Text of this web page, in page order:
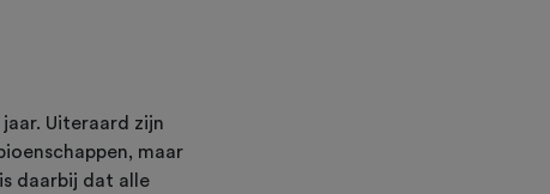
Uiteraard zijn
maar
daarbij dat alle